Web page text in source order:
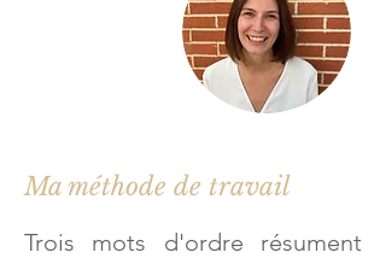
Ma méthode de travail
Trois mots d'ordre résument